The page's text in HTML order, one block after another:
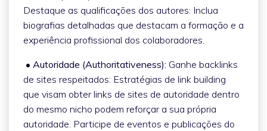
Destaque as qualificações dos autores: Inclua
biografias detalhadas que destacam a formação e a
experiência profissional dos colaboradores.
• Autoridade (Authoritativeness): Ganhe backlinks
de sites respeitados: Estratégias de link building
que visam obter links de sites de autoridade dentro
do mesmo nicho podem reforçar a sua própria
autoridade. Participe de eventos e publicações do